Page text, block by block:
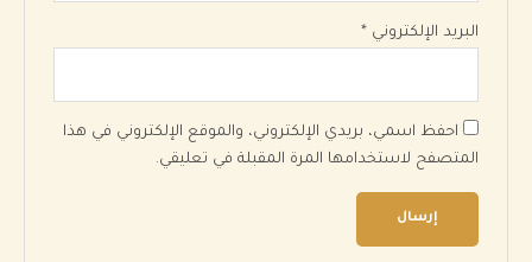
البريد الإلكتروني*
احفظ اسمي، بريدي الإلكتروني، والموقع الإلكتروني في هذا
المتصفح لاستخدامها المرة المقبلة في تعليقي.